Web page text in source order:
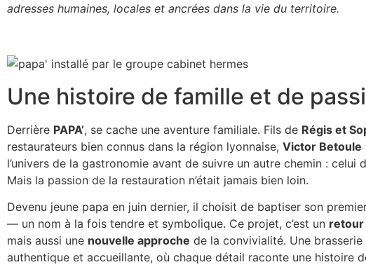
adresses humaines, locales et ancrées dans la vie du territoire.
Une histoire de famille et de
Derrière PAPA’, se cache une aventure familiale. Fils de Régis et
restaurateurs bien connus dans la région lyonnaise, Victor Betoule
l’univers de la gastronomie avant de suivre un autre chemin : celui
Mais la passion de la restauration n’était jamais bien loin.
Devenu jeune papa en juin dernier, il choisit de baptiser son
— un nom à la fois tendre et symbolique. Ce projet, c’est un retour
mais aussi une nouvelle approche de la convivialité. Une
authentique et accueillante, où chaque détail raconte une histoire